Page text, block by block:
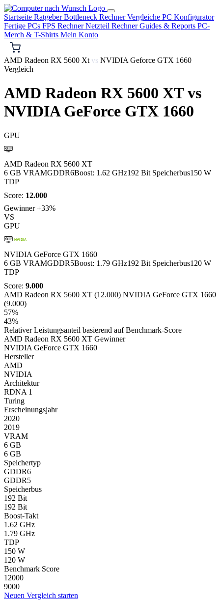
Startseite RatgeberBottleneck RechnerVergleiche PC Konfigurator
Fertige PCs FPS RechnerNetzteil RechnerGuides & Reports PC-
Merch & T-Shirts Mein Konto
AMD Radeon RX 5600 Xt vs NVIDIA Geforce GTX 1660
Vergleich
AMD Radeon RX 5600 XTvs
NVIDIA GeForce GTX 1660
GPU
AMD Radeon RX 5600 XT
6 GB VRAMGDDR6Boost: 1.62 GHz192 Bit Speicherbus150 W
TDP
Score: 12.000
Gewinner+33%
VS
GPU
NVIDIA
NVIDIA GeForce GTX 1660
6 GB VRAMGDDR5Boost: 1.79 GHz192 Bit Speicherbus120 W
TDP
Score: 9.000
AMD Radeon RX 5600 XT (12.000) NVIDIA GeForce GTX 1660
(9.000)
57%
43%
Relativer Leistungsanteil basierend auf Benchmark-Score
AMD Radeon RX 5600 XT Gewinner
NVIDIA GeForce GTX 1660
Hersteller
AMD
NVIDIA
Architektur
RDNA 1
Turing
Erscheinungsjahr
2020
2019
VRAM
6 GB
6 GB
Speichertyp
GDDR6
GDDR5
Speicherbus
192 Bit
192 Bit
Boost-Takt
1.62 GHz
1.79 GHz
TDP
150 W
120 W
Benchmark Score
12000
9000
Neuen Vergleich starten